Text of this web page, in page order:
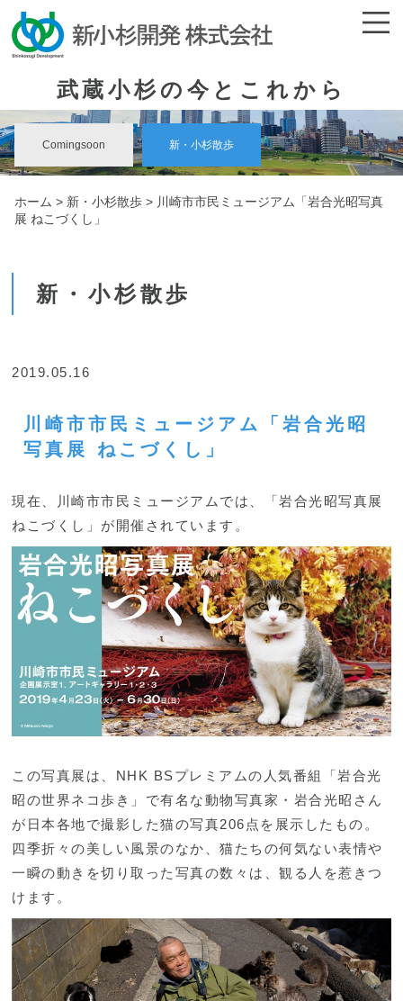
武蔵小杉の今とこれから
Comingsoon 新・小杉散歩
ホーム > 新・小杉散歩> 川崎市市民ミュージアム「岩合光昭写真
展 ねこづくし」
新・小杉散歩
2019.05.16
川崎市市民ミュージアム「岩合光昭
写真展 ねこづくし」
現在、川崎市市民ミュージアムでは、「岩合光昭写真展
ねこづくし」が開催されています。
この写真展は、NHK BSプレミアムの人気番組「岩合光
昭の世界ネコ歩き」で有名な動物写真家・岩合光昭さん
が日本各地で撮影した猫の写真206点を展示したもの。
四季折々の美しい風景のなか、猫たちの何気ない表情や
一瞬の動きを切り取った写真の数々は、観る人を惹きつ
けます。